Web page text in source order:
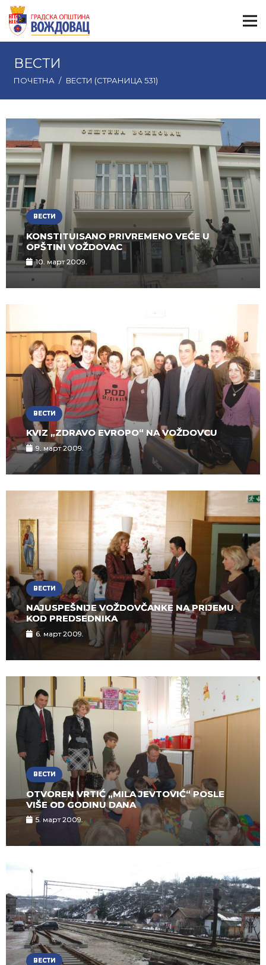
ВЕСТИ
ПОЧЕТНА / ВЕСТИ (СТРАНИЦА 531)
ВЕСТИ
KONSTITUISANO PRIVREMENO VEĆE U
OPŠTINI VOŽDOVAC
10. март 2009.
ВЕСТИ
KVIZ „ZDRAVO EVROPO“ NA VOŽDOVCU
9. март 2009.
ВЕСТИ
NAJUSPEŠNIJE VOŽDOVČANKE NA PRIJEMU
KOD PREDSEDNIKA
6. март 2009.
ВЕСТИ
OTVOREN VRTIĆ „MILA JEVTOVIĆ“ POSLE
VIŠE OD GODINU DANA
5. март 2009.
ВЕСТИ